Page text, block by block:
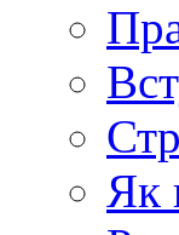
Як